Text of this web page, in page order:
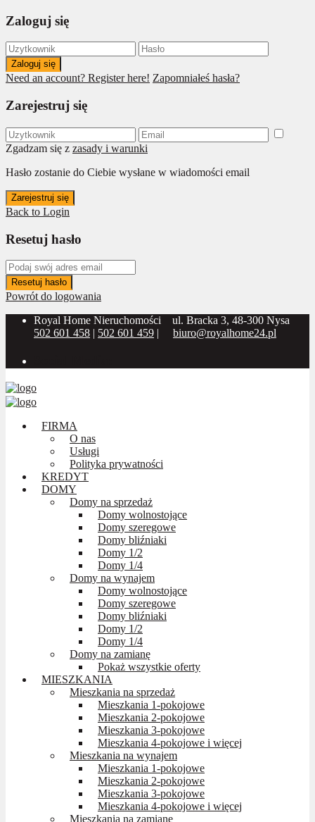
Zaloguj się
Zaloguj się
Need an account? Register here! Zapomniałeś hasła?
Zarejestruj się
Zgadzam się z zasady i warunki
Hasło zostanie do Ciebie wysłane w wiadomości email
Zarejestruj się
Back to Login
Resetuj hasło
Resetuj hasło
Powrót do logowania
Royal Home Nieruchomości
ul. Bracka 3, 48-300 Nysa
502 601 458 | 502 601 459 | biuro@royalhome24.pl
FIRMA
O nas
Usługi
Polityka prywatności
KREDYT
DOMY
Domy na sprzedaż
Domy wolnostojące
Domy szeregowe
Domy bliźniaki
Domy 1/2
Domy 1/4
Domy na wynajem
Domy wolnostojące
Domy szeregowe
Domy bliźniaki
Domy 1/2
Domy 1/4
Domy na zamianę
Pokaż wszystkie oferty
MIESZKANIA
Mieszkania na sprzedaż
Mieszkania 1-pokojowe
Mieszkania 2-pokojowe
Mieszkania 3-pokojowe
Mieszkania 4-pokojowe i więcej
Mieszkania na wynajem
Mieszkania 1-pokojowe
Mieszkania 2-pokojowe
Mieszkania 3-pokojowe
Mieszkania 4-pokojowe i więcej
Mieszkania na zamianę